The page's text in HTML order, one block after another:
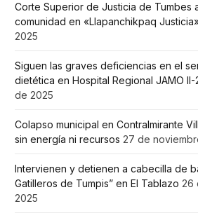
Corte Superior de Justicia de Tumbes
comunidad en «Llapanchikpaq
2025
Siguen las graves deficiencias en el
dietética en Hospital Regional JAMO II-
de 2025
Colapso municipal en Contralmirante
sin energía ni recursos 27 de
Intervienen y detienen a cabecilla de
Gatilleros de Tumpis” en El Tablazo 26
2025